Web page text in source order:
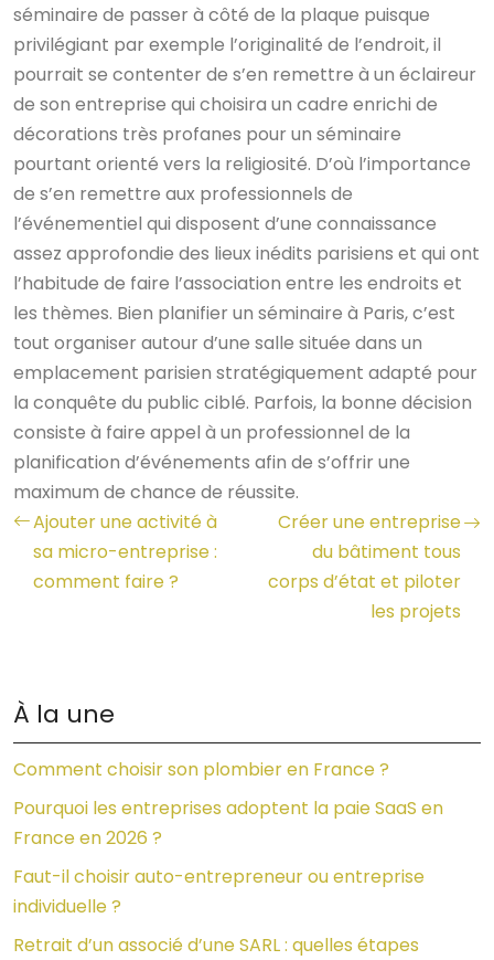
séminaire de passer à côté de la plaque puisque
privilégiant par exemple l’originalité de l’endroit, il
pourrait se contenter de s’en remettre à un éclaireur
de son entreprise qui choisira un cadre enrichi de
décorations très profanes pour un séminaire
pourtant orienté vers la religiosité. D’où l’importance
de s’en remettre aux professionnels de
l’événementiel qui disposent d’une connaissance
assez approfondie des lieux inédits parisiens et qui ont
l’habitude de faire l’association entre les endroits et
les thèmes. Bien planifier un séminaire à Paris, c’est
tout organiser autour d’une salle située dans un
emplacement parisien stratégiquement adapté pour
la conquête du public ciblé. Parfois, la bonne décision
consiste à faire appel à un professionnel de la
planification d’événements afin de s’offrir une
maximum de chance de réussite.
Ajouter une activité à
sa micro-entreprise :
comment faire ?
Créer une entreprise
du bâtiment tous
corps d’état et piloter
les projets
À la une
Comment choisir son plombier en France ?
Pourquoi les entreprises adoptent la paie SaaS en
France en 2026 ?
Faut-il choisir auto-entrepreneur ou entreprise
individuelle ?
Retrait d’un associé d’une SARL : quelles étapes